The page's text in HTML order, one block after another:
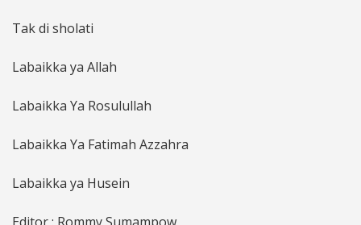
Tak di sholati
Labaikka ya Allah
Labaikka Ya Rosulullah
Labaikka Ya Fatimah Azzahra
Labaikka ya Husein